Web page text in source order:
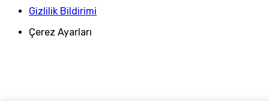
Gizlilik Bildirimi
Çerez Ayarları